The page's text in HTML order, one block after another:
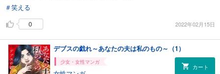
＃笑える
0
2022年02月15日
デブスの戯れ～あなたの夫は私のもの～（1）
少女・女性マンガ
カート